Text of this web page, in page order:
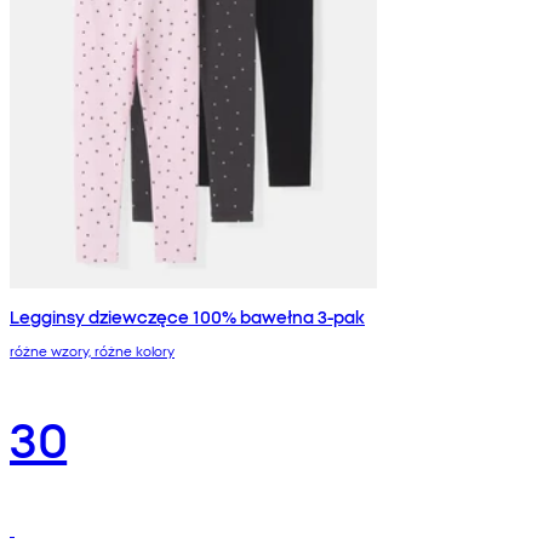
Legginsy dziewczęce 100% bawełna 3-pak
różne wzory, różne kolory
30